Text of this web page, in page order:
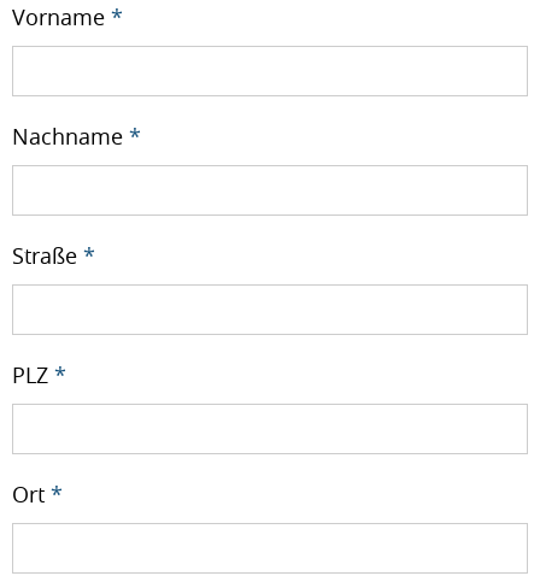
Vorname *
Nachname *
Straße *
PLZ *
Ort *